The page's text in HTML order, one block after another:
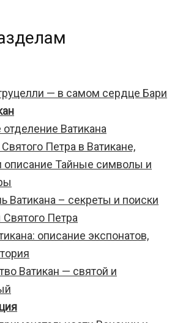
— в самом сердце Бари
Ватикана
Петра в Ватикане,
описание Тайные символы и
Ватикана – секреты и поиски
Петра
описание экспонатов,
Ватикан — святой и